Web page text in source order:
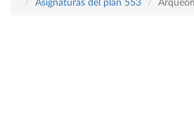
Asignaturas del plan 553